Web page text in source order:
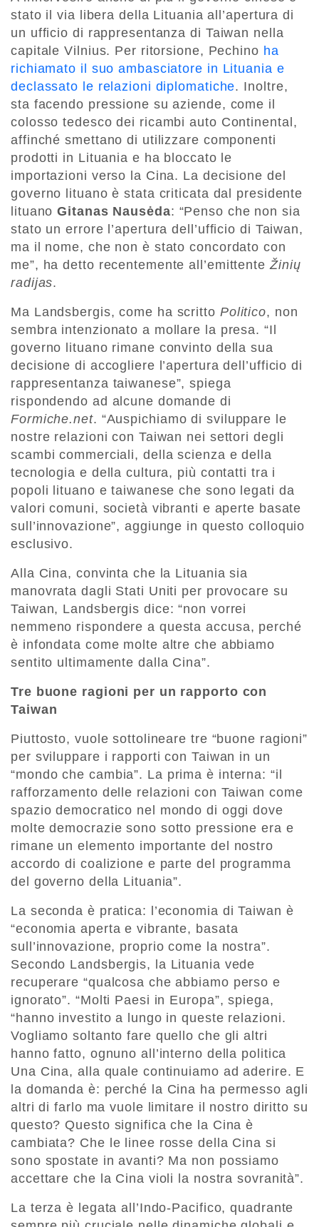
stato il via libera della Lituania all’apertura di
un ufficio di rappresentanza di Taiwan nella
capitale Vilnius. Per ritorsione, Pechino ha
richiamato il suo ambasciatore in Lituania e
declassato le relazioni diplomatiche. Inoltre,
sta facendo pressione su aziende, come il
colosso tedesco dei ricambi auto Continental,
affinché smettano di utilizzare componenti
prodotti in Lituania e ha bloccato le
importazioni verso la Cina. La decisione del
governo lituano è stata criticata dal presidente
lituanoGitanas Nausėda: “Penso che non sia
stato un errore l’apertura dell’ufficio di Taiwan,
ma il nome, che non è stato concordato con
me”, ha detto recentemente all’emittenteŽinių
radijas.
Ma Landsbergis, come ha scritto Politico, non
sembra intenzionato a mollare la presa. “Il
governo lituano rimane convinto della sua
decisione di accogliere l’apertura dell’ufficio di
rappresentanza taiwanese”, spiega
rispondendo ad alcune domande di
Formiche.net. “Auspichiamo di sviluppare le
nostre relazioni con Taiwan nei settori degli
scambi commerciali, della scienza e della
tecnologia e della cultura, più contatti tra i
popoli lituano e taiwanese che sono legati da
valori comuni, società vibranti e aperte basate
sull’innovazione”, aggiunge in questo colloquio
esclusivo.
Alla Cina, convinta che la Lituania sia
manovrata dagli Stati Uniti per provocare su
Taiwan, Landsbergis dice: “non vorrei
nemmeno rispondere a questa accusa, perché
è infondata come molte altre che abbiamo
sentito ultimamente dalla Cina”.
Tre buone ragioni per un rapporto con
Taiwan
Piuttosto, vuole sottolineare tre “buone ragioni”
per sviluppare i rapporti con Taiwan in un
“mondo che cambia”. La prima è interna: “il
rafforzamento delle relazioni con Taiwan come
spazio democratico nel mondo di oggi dove
molte democrazie sono sotto pressione era e
rimane un elemento importante del nostro
accordo di coalizione e parte del programma
del governo della Lituania”.
La seconda è pratica: l’economia di Taiwan è
“economia aperta e vibrante, basata
sull’innovazione, proprio come la nostra”.
Secondo Landsbergis, la Lituania vede
recuperare “qualcosa che abbiamo perso e
ignorato”. “Molti Paesi in Europa”, spiega,
“hanno investito a lungo in queste relazioni.
Vogliamo soltanto fare quello che gli altri
hanno fatto, ognuno all’interno della politica
Una Cina, alla quale continuiamo ad aderire. E
la domanda è: perché la Cina ha permesso agli
altri di farlo ma vuole limitare il nostro diritto su
questo? Questo significa che la Cina è
cambiata? Che le linee rosse della Cina si
sono spostate in avanti? Ma non possiamo
accettare che la Cina violi la nostra sovranità”.
La terza è legata all’Indo-Pacifico, quadrante